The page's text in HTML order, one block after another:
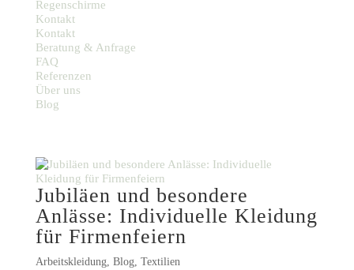
Regenschirme
Kontakt
Kontakt
Beratung & Anfrage
FAQ
Referenzen
Über uns
Blog
Jubiläen und besondere
Anlässe: Individuelle Kleidung
für Firmenfeiern
Arbeitskleidung, Blog, Textilien